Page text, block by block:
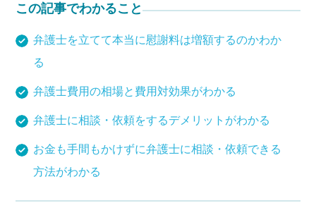
この記事でわかること
弁護士を立てて本当に慰謝料は増額するのかわか
る
弁護士費用の相場と費用対効果がわかる
弁護士に相談・依頼をするデメリットがわかる
お金も手間もかけずに弁護士に相談・依頼できる
方法がわかる